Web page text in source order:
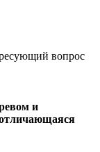
вопрос
и